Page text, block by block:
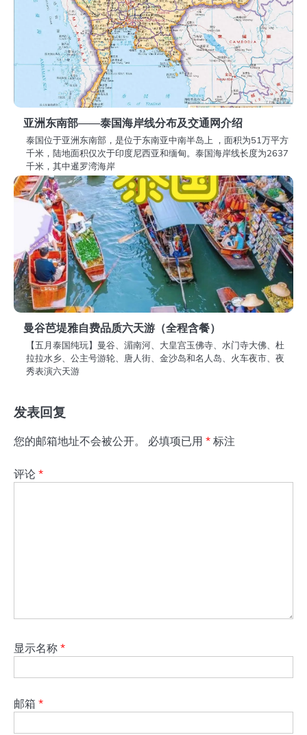
亚洲东南部——泰国海岸线分布及交通网介绍
泰国位于亚洲东南部，是位于东南亚中南半岛上 ，面积为51万平方
千米，陆地面积仅次于印度尼西亚和缅甸。泰国海岸线长度为2637
千米，其中暹罗湾海岸
曼谷芭堤雅自费品质六天游（全程含餐）
【五月泰国纯玩】曼谷、湄南河、大皇宫玉佛寺、水门寺大佛、杜
拉拉水乡、公主号游轮、唐人街、金沙岛和名人岛、火车夜市、夜
秀表演六天游
发表回复
您的邮箱地址不会被公开。 必填项已用 * 标注
评论 *
显示名称 *
邮箱 *